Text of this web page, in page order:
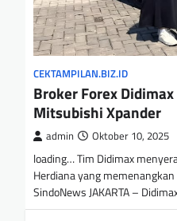
CEKTAMPILAN.BIZ.ID
Broker Forex
Mitsubishi Xpander
admin Oktober 10, 2025
loading… Tim Didimax
Herdiana yang
SindoNews JAKARTA –